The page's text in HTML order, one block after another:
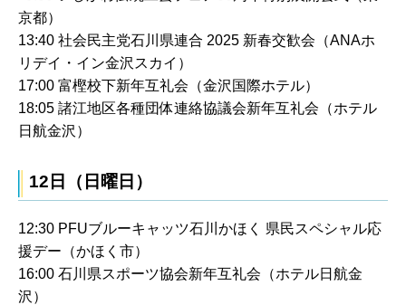
京都）
13:40 社会民主党石川県連合 2025 新春交歓会（ANAホ
リデイ・イン金沢スカイ）
17:00 富樫校下新年互礼会（金沢国際ホテル）
18:05 諸江地区各種団体連絡協議会新年互礼会（ホテル
日航金沢）
12日（日曜日）
12:30 PFUブルーキャッツ石川かほく 県民スペシャル応
援デー（かほく市）
16:00 石川県スポーツ協会新年互礼会（ホテル日航金
沢）